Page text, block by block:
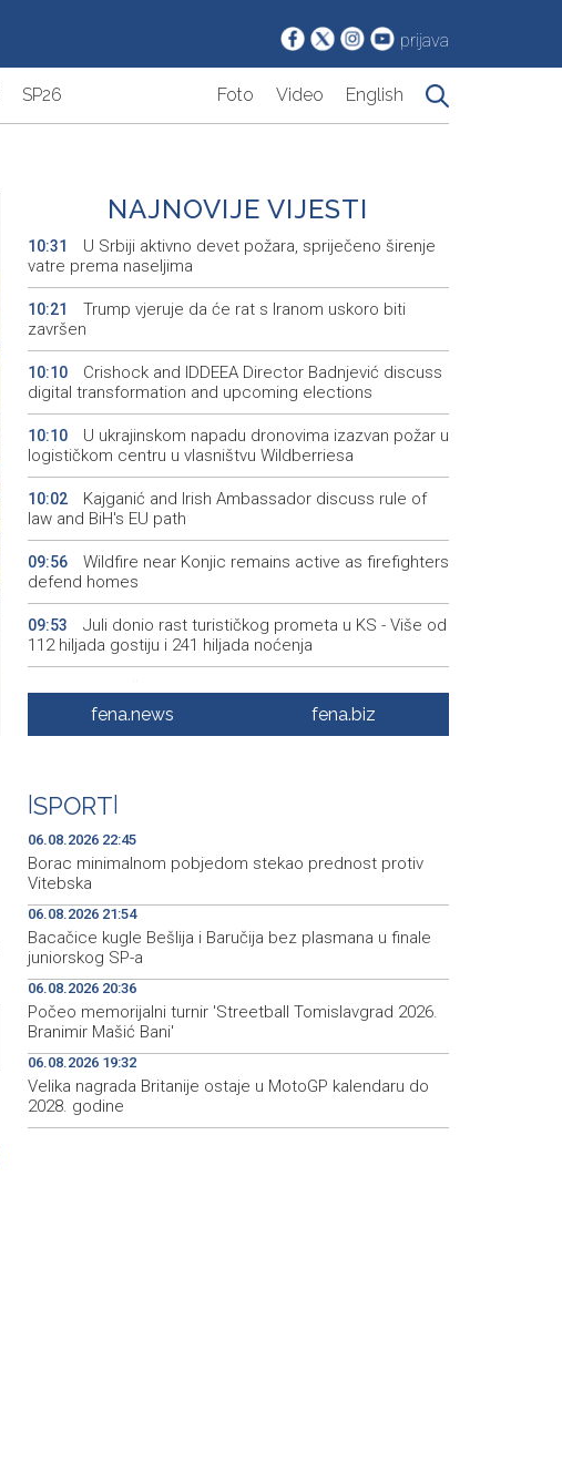
prijava
SP26 Foto Video English
NAJNOVIJE VIJESTI
10:31
U Srbiji aktivno devet požara, spriječeno širenje
vatre prema naseljima
10:21
Trump vjeruje da će rat s Iranom uskoro biti
završen
10:10
Crishock and IDDEEA Director Badnjević discuss
digital transformation and upcoming elections
10:10
U ukrajinskom napadu dronovima izazvan požar u
logističkom centru u vlasništvu Wildberriesa
10:02
Kajganić and Irish Ambassador discuss rule of
law and BiH's EU path
09:56
Wildfire near Konjic remains active as firefighters
defend homes
09:53
Juli donio rast turističkog prometa u KS - Više od
112 hiljada gostiju i 241 hiljada noćenja
Njemačka tvrdi da avioni parkirani na aerodromu
Halle nisu imali municiju
09:32
Crnogorska vlada pokazala je da poštuje
Hrvatsku
fena.news fena.biz
SPORT
06.08.2026 22:45
Borac minimalnom pobjedom stekao prednost protiv
Vitebska
06.08.2026 21:54
Bacačice kugle Bešlija i Baručija bez plasmana u finale
juniorskog SP-a
06.08.2026 20:36
Počeo memorijalni turnir 'Streetball Tomislavgrad 2026.
Branimir Mašić Bani'
06.08.2026 19:32
Velika nagrada Britanije ostaje u MotoGP kalendaru do
2028. godine